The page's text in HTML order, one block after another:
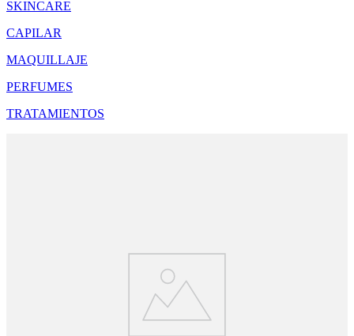
SKINCARE
CAPILAR
MAQUILLAJE
PERFUMES
TRATAMIENTOS